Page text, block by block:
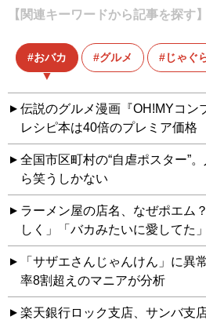
【関連キーワードから記事を探す】
おバカ グルメ じゃぐ
伝説のグルメ漫画『OH!MYコン
レシピ本は40倍のプレミア価格
全国市区町村の“自虐ポスター”
ら笑うしかない
ラーメン屋の店名、なぜポエム
しく」「バカみたいに愛してた
「サザエさんじゃんけん」に異
率8割超えのマニアが分析
楽天銀行ロック支店、サンバ支